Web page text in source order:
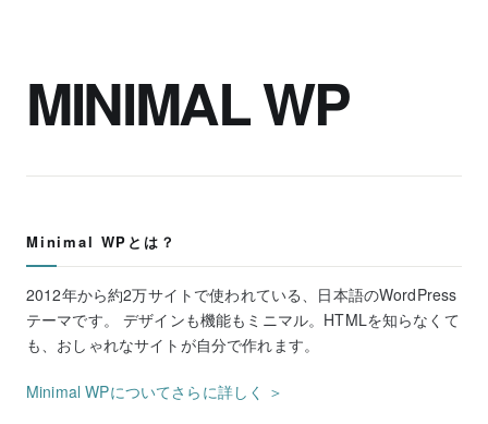
MINIMAL WP
Minimal WPとは？
2012年から約2万サイトで使われている、日本語のWordPress
テーマです。 デザインも機能もミニマル。HTMLを知らなくて
も、おしゃれなサイトが自分で作れます。
Minimal WPについてさらに詳しく ＞